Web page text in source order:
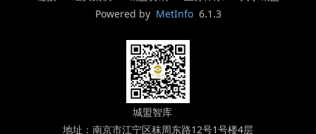
Powered by MetInfo6.1.3
城盟智库
地址：南京市江宁区秣周东路12号1号楼4层